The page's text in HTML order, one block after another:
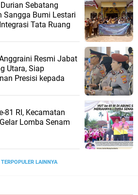
Sebatang
Sangga Bumi Lestari
Tata Ruang
Resmi Jabat
Utara, Siap
Presisi kepada
81 RI, Kecamatan
Lomba Senam
TERPOPULER LAINNYA